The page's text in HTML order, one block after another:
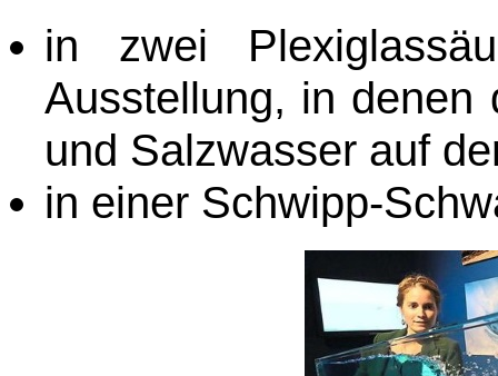
in zwei
Ausstellung, in denen
und Salzwasser auf
in einer Schwipp-